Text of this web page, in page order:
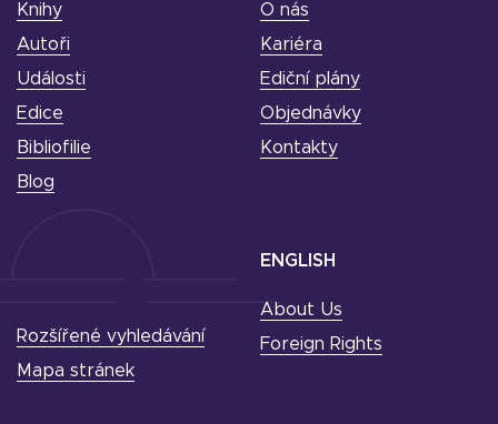
Knihy
Autoři
Události
Edice
Bibliofilie
Blog
O nás
Kariéra
Ediční plány
Objednávky
Kontakty
ENGLISH
About Us
Foreign Rights
Rozšířené vyhledávání
Mapa stránek